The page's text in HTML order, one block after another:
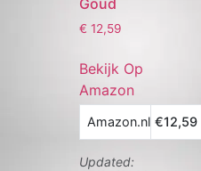
Goud
€ 12,59
Bekijk Op
Amazon
Amazon.nl €12,59
Updated: